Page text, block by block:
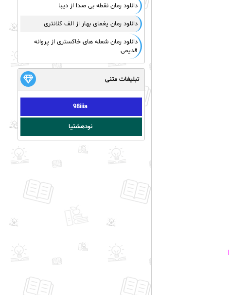
دانلود رمان نقطه بی صدا از دیبا
دانلود رمان یغمای بهار از الف کلانتری
دانلود رمان شعله های خاکستری از پروانه
قدیمی
تبلیغات متنی
98iiia
نودهشتیا